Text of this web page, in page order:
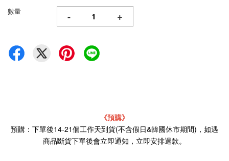
數量 - +
《預購》
預購：下單後14-21個工作天到貨(不含假日&韓國休市期間)，如遇
商品斷貨下單後會立即通知，立即安排退款。